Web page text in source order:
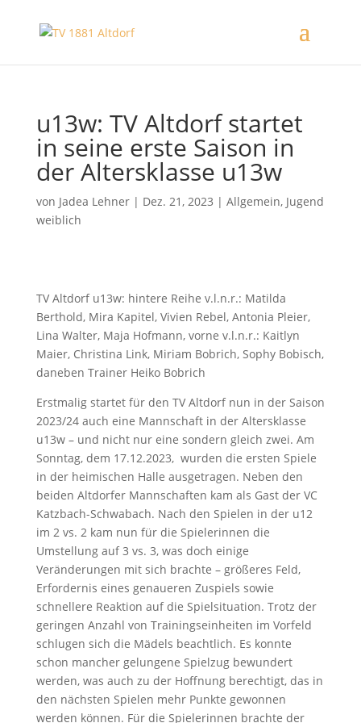
u13w: TV Altdorf startet
in seine erste Saison in
der Altersklasse u13w
von Jadea Lehner| Dez. 21, 2023 | Allgemein, Jugend
weiblich
TV Altdorf u13w: hintere Reihe v.l.n.r.: Matilda
Berthold, Mira Kapitel, Vivien Rebel, Antonia Pleier,
Lina Walter, Maja Hofmann, vorne v.l.n.r.: Kaitlyn
Maier, Christina Link, Miriam Bobrich, Sophy Bobisch,
daneben Trainer Heiko Bobrich
Erstmalig startet für den TV Altdorf nun in der Saison
2023/24 auch eine Mannschaft in der Altersklasse
u13w – und nicht nur eine sondern gleich zwei. Am
Sonntag, dem 17.12.2023, wurden die ersten Spiele
in der heimischen Halle ausgetragen. Neben den
beiden Altdorfer Mannschaften kam als Gast der VC
Katzbach-Schwabach. Nach den Spielen in der u12
im 2 vs. 2 kam nun für die Spielerinnen die
Umstellung auf 3 vs. 3, was doch einige
Veränderungen mit sich brachte – größeres Feld,
Erfordernis eines genaueren Zuspiels sowie
schnellere Reaktion auf die Spielsituation. Trotz der
geringen Anzahl von Trainingseinheiten im Vorfeld
schlugen sich die Mädels beachtlich. Es konnte
schon mancher gelungene Spielzug bewundert
werden, was auch zu der Hoffnung berechtigt, das in
den nächsten Spielen mehr Punkte gewonnen
werden können. Für die Spielerinnen brachte der